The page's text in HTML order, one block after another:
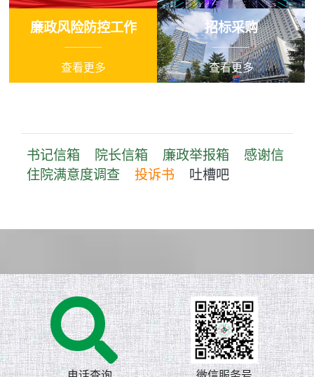
查看更多
廉政风险防控工作
查看更多
招标采购
查看更多
书记信箱 院长信箱 廉政举报箱
感谢信
住院满意度调查
投诉书 吐槽吧
电话查询 微信服务号